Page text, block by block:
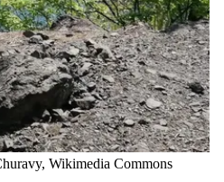
Wikimedia Commons